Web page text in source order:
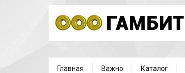
Главная Важно Каталог